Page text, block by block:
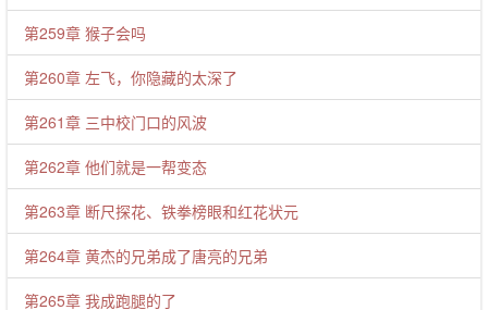
第259章 猴子会吗
第260章 左飞，你隐藏的太深了
第261章 三中校门口的风波
第262章 他们就是一帮变态
第263章 断尺探花、铁拳榜眼和红花状元
第264章 黄杰的兄弟成了唐亮的兄弟
第265章 我成跑腿的了